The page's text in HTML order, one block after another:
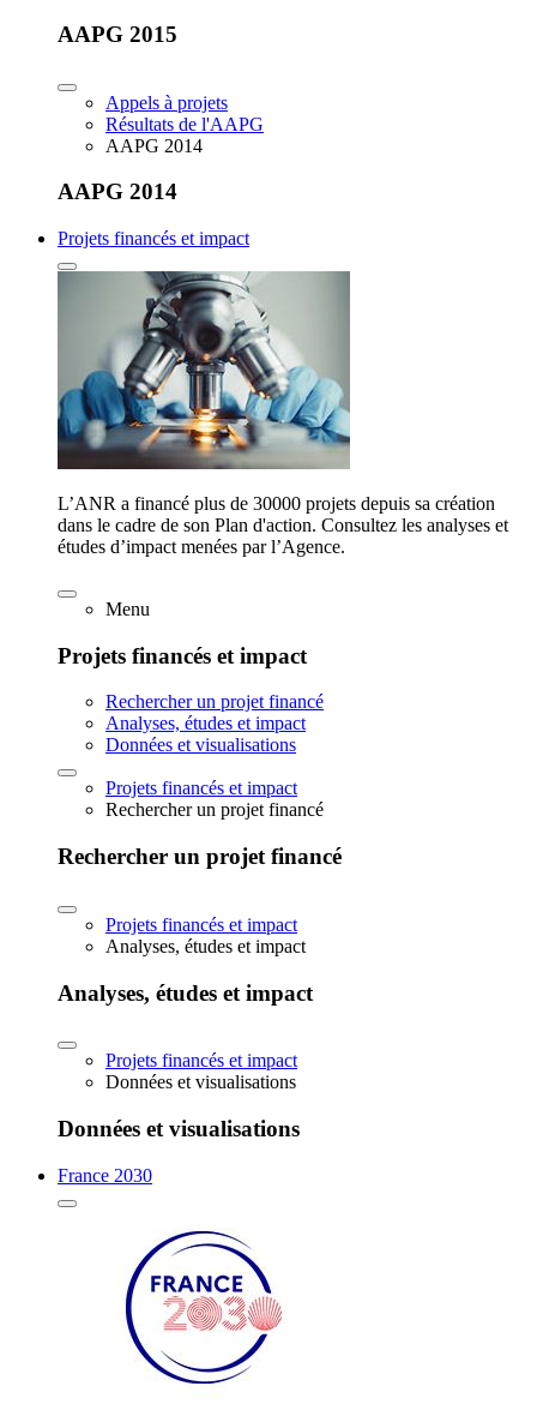
AAPG 2015
Appels à projets
Résultats de l'AAPG
AAPG 2014
AAPG 2014
Projets financés et impact
L’ANR a financé plus de 30000 projets depuis sa création
dans le cadre de son Plan d'action. Consultez les analyses et
études d’impact menées par l’Agence.
Menu
Projets financés et impact
Rechercher un projet financé
Analyses, études et impact
Données et visualisations
Projets financés et impact
Rechercher un projet financé
Rechercher un projet financé
Projets financés et impact
Analyses, études et impact
Analyses, études et impact
Projets financés et impact
Données et visualisations
Données et visualisations
France 2030